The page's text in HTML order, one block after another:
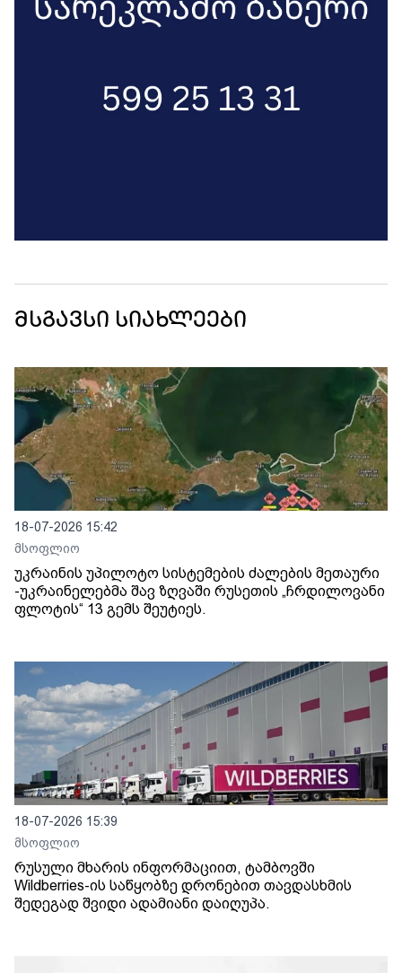
მსგავსი სიახლეები
18-07-2026 15:42
მსოფლიო
უკრაინის უპილოტო სისტემების ძალების მეთაური
-უკრაინელებმა შავ ზღვაში რუსეთის „ჩრდილოვანი
ფლოტის“ 13 გემს შეუტიეს.
18-07-2026 15:39
მსოფლიო
რუსული მხარის ინფორმაციით, ტამბოვში
Wildberries-ის საწყობზე დრონებით თავდასხმის
შედეგად შვიდი ადამიანი დაიღუპა.